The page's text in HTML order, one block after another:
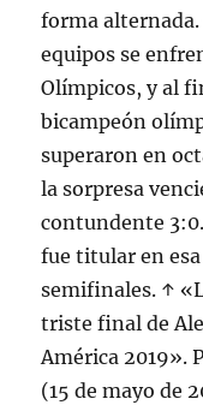
forma
equipos se
Olímpicos, y al
bicampeón
superaron en
la sorpresa
contundente
fue titular en
semifinales. ↑
triste final de
América 2019».
(15 de mayo de